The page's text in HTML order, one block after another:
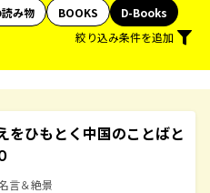
み物 BOOKS
D-Books
絞り込み条件を追加
をひもとく中国のことばと
言＆絶景